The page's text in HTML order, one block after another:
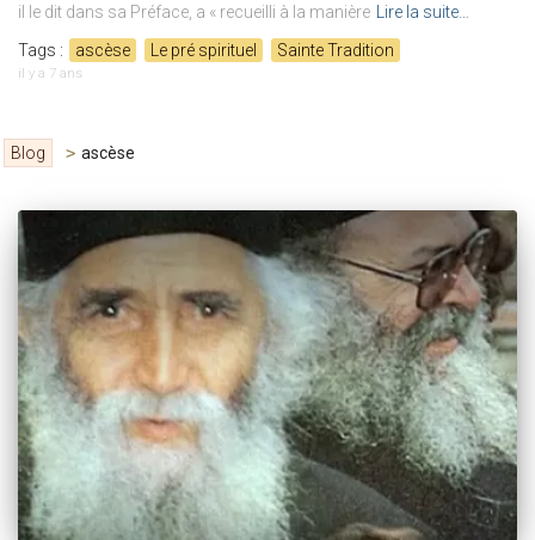
il le dit dans sa Préface, a « recueilli à la manière
Lire la suite…
Tags :
ascèse Le pré spirituel Sainte Tradition
il y a 7 ans
Blog > ascèse